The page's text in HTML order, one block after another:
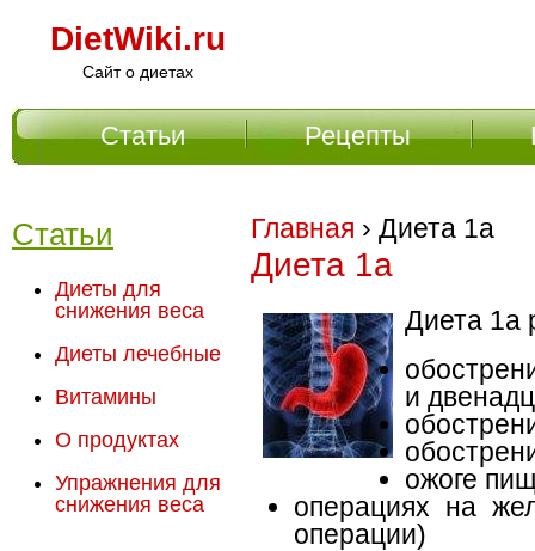
DietWiki.ru
Сайт о диетах
Главная › Диета 1а
Диета 1а
Диета 1а
и
ожоге
операциях на
операции)
Главное меню
Статьи Рецепты
Статьи
Диеты для
снижения веса
Диеты лечебные
Витамины
О продуктах
Упражнения для
снижения веса